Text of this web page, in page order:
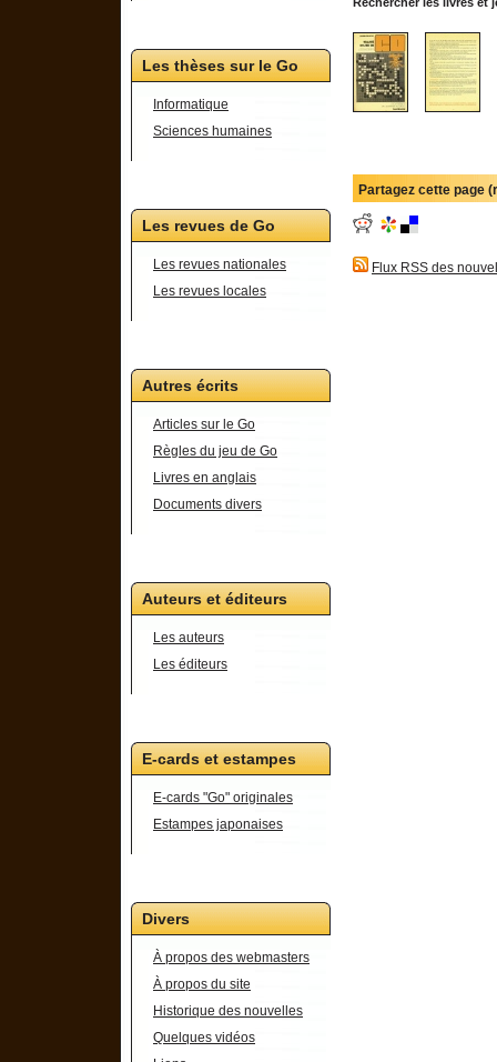
Les thèses sur le Go
Informatique
Sciences humaines
Les revues de Go
Les revues nationales
Les revues locales
Autres écrits
Articles sur le Go
Règles du jeu de Go
Livres en anglais
Documents divers
Auteurs et éditeurs
Les auteurs
Les éditeurs
E-cards et estampes
E-cards "Go" originales
Estampes japonaises
Divers
À propos des webmasters
À propos du site
Historique des nouvelles
Quelques vidéos
Partagez cette page
Flux RSS des